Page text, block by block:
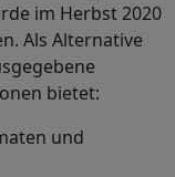
im Herbst 2020
Als Alternative
bietet:
und